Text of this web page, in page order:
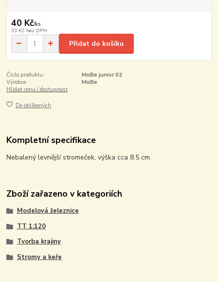
40 Kč/ks
33 Kč bez DPH
Přidat do košíku
Číslo produktu:
MoBe junior 02
Výrobce:
MoBe
Hlídat cenu / dostupnost
Do oblíbených
Kompletní specifikace
Nebalený levnější stromeček, výška cca 8.5 cm.
Zboží zařazeno v kategoriích
Modelová železnice
TT 1:120
Tvorba krajiny
Stromy a keře